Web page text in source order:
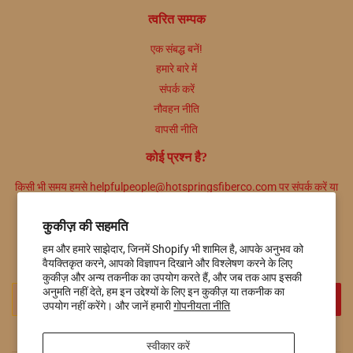
कुकीज़ की सहमति
हम और हमारे साझेदार, जिनमें Shopify भी शामिल है, आपके अनुभव को
वैयक्तिकृत करने, आपको विज्ञापन दिखाने और विश्लेषण करने के लिए
कुकीज़ और अन्य तकनीक का उपयोग करते हैं, और जब तक आप इसकी
अनुमति नहीं देते, हम इन उद्देश्यों के लिए इन कुकीज़ या तकनीक का
उपयोग नहीं करेंगे। और जानें हमारीगोपनीयता नीति
स्वीकार करें
त्वरित सम्पक
एक संबद्ध बनें!
हमारे बारे में
संपर्क करें
नौवहन नीति
वापसी नीति
कोई प्रश्न है?
किसी भी समय हमसे helpfulpeople@hotspringsfiberco.com पर संपर्क करें या
प्रचार, नए उत्पाद और बिक्री। सीधे आपके इनबॉक्स में.